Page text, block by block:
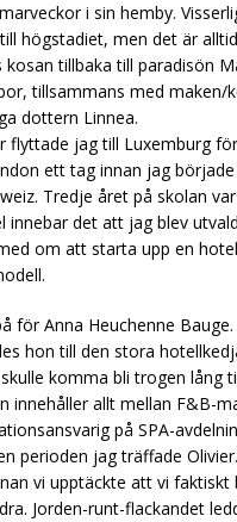
i sin hemby.
högstadiet, men det är
kosan tillbaka till paradisön
tillsammans med maken/
dottern Linnea.
flyttade jag till Luxemburg
ett tag innan jag började
Tredje året på skolan
innebar det att jag blev
om att starta upp en
för Anna Heuchenne
hon till den stora
komma bli trogen lång
innehåller allt mellan F&B-
på SPA-
perioden jag träffade
vi upptäckte att vi faktiskt
Jorden-runt-flackandet